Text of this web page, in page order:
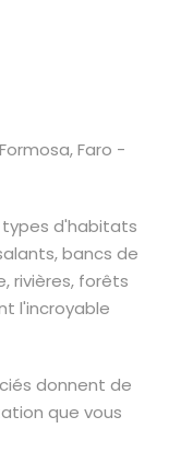
Faro -
types d'habitats
bancs de
rivières, forêts
l'incroyable
donnent de
que vous